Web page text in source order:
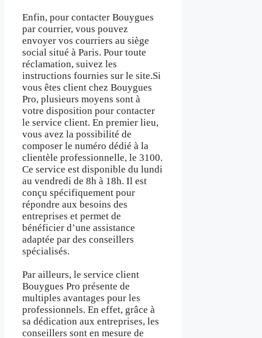
Enfin, pour contacter Bouygues
par courrier, vous pouvez
envoyer vos courriers au siège
social situé à Paris. Pour toute
réclamation, suivez les
instructions fournies sur le site.Si
vous êtes client chez Bouygues
Pro, plusieurs moyens sont à
votre disposition pour contacter
le service client. En premier lieu,
vous avez la possibilité de
composer le numéro dédié à la
clientèle professionnelle, le 3100.
Ce service est disponible du lundi
au vendredi de 8h à 18h. Il est
conçu spécifiquement pour
répondre aux besoins des
entreprises et permet de
bénéficier d’une assistance
adaptée par des conseillers
spécialisés.
Par ailleurs, le service client
Bouygues Pro présente de
multiples avantages pour les
professionnels. En effet, grâce à
sa dédication aux entreprises, les
conseillers sont en mesure de